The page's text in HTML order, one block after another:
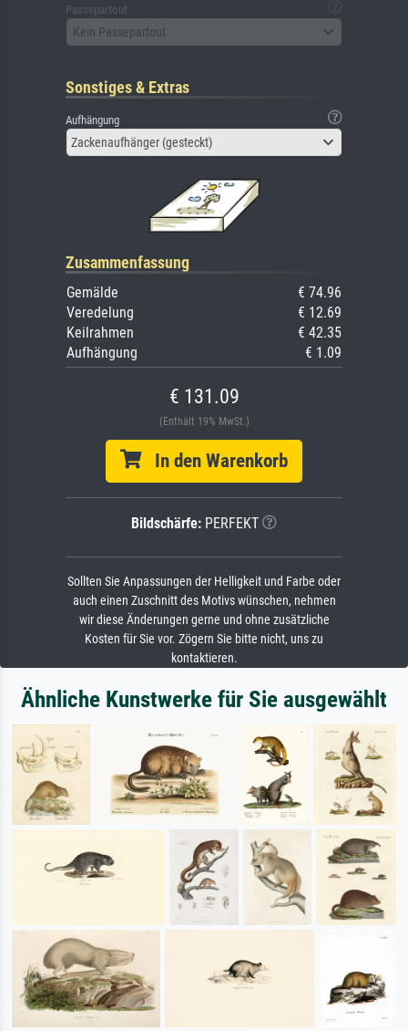
Passepartout
Kein Passepartout
Sonstiges & Extras
Aufhängung
Zackenaufhänger (gesteckt)
Zusammenfassung
Gemälde
€ 74.96
Veredelung
€ 12.69
Keilrahmen
€ 42.35
Aufhängung
€ 1.09
€ 131.09
(Enthält 19% MwSt.)
In den Warenkorb
Bildschärfe: PERFEKT
Sollten Sie Anpassungen der Helligkeit und Farbe oder
auch einen Zuschnitt des Motivs wünschen, nehmen
wir diese Änderungen gerne und ohne zusätzliche
Kosten für Sie vor. Zögern Sie bitte nicht, uns zu
kontaktieren.
Ähnliche Kunstwerke für Sie ausgewählt